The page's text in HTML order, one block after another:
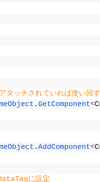
ッチされていれば使い回す
.GetComponent<
.AddComponent<
に設定